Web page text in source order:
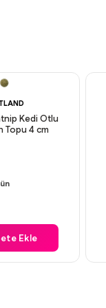
Kedi Otlu
Topu 4 cm
Ekle